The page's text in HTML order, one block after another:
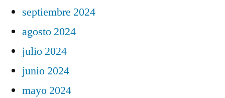
septiembre 2024
agosto 2024
julio 2024
junio 2024
mayo 2024